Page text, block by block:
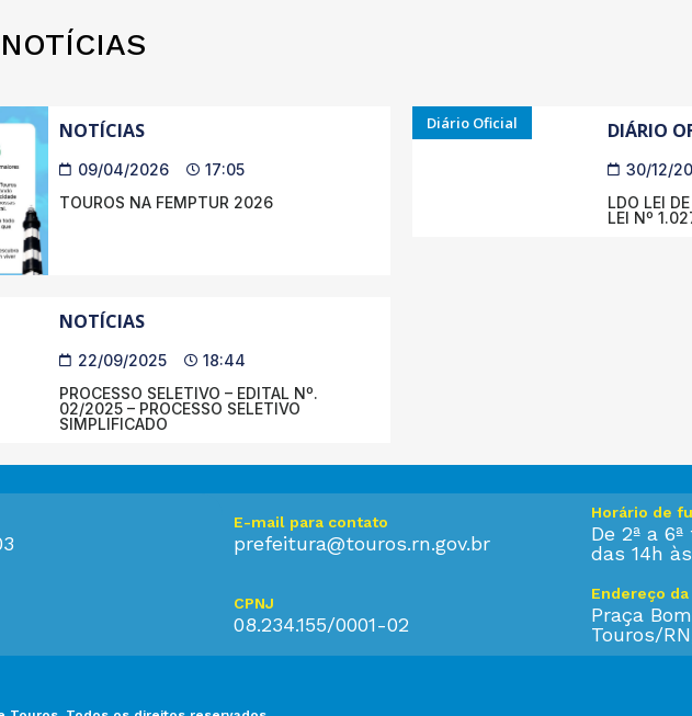
NOTÍCIAS
NOTÍCIAS
09/04/2026
17:05
TOUROS NA FEMPTUR 2026
Diário Oficial DIÁRIO
30/12/
LDO LEI
LEI Nº
NOTÍCIAS
22/09/2025
18:44
PROCESSO SELETIVO – EDITAL Nº.
02/2025 – PROCESSO SELETIVO
SIMPLIFICADO
E-mail para contato
prefeitura@touros.rn.gov.br
Horário de
De 2ª a
das 14h
CPNJ
08.234.155/0001-02
Endereço
Praça
Touros/